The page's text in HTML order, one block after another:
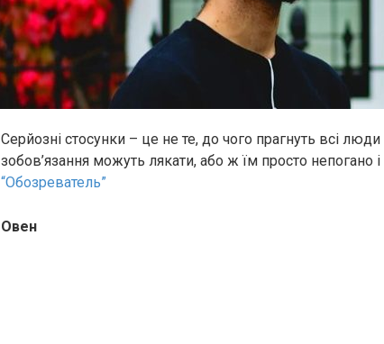
Серйозні стосунки – це не те, до чого прагнуть всі
зобов’язання можуть лякати, або ж їм просто непогано
“Обозреватель”
Овен